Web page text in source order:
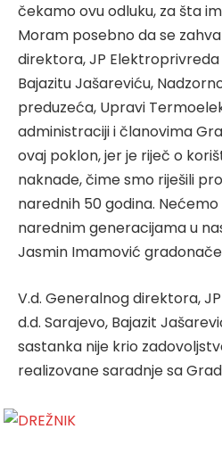
čekamo ovu odluku, za šta
Moram posebno da se
direktora, JP Elektroprivreda
Bajazitu Jašareviću,
preduzeća, Upravi
administraciji i članovima
ovaj poklon, jer je riječ o
naknade, čime smo riješili
narednih 50 godina.
narednim generacijama u
Jasmin Imamović
V.d. Generalnog direktora,
d.d. Sarajevo, Bajazit
sastanka nije krio
realizovane saradnje sa